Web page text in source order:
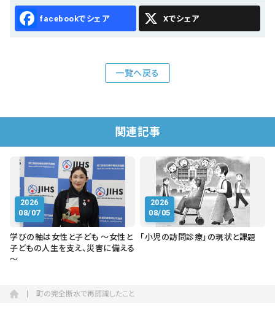
Facebook X
一覧へ戻る
関連記事
2026
08/07
学びの軸は女性と子ども ～女性と
子どもの人生を支え、災害に備える
～
2026
08/05
「小児の訪問診療」の現状と課題
町の完全断水で再認識したこと